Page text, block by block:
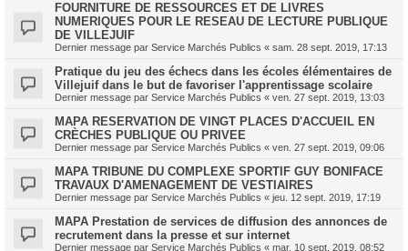
FOURNITURE DE RESSOURCES ET DE LIVRES
NUMERIQUES POUR LE RESEAU DE LECTURE PUBLIQUE
DE VILLEJUIF
Dernier message par Service Marchés Publics « sam. 28 sept. 2019, 17:13
Pratique du jeu des échecs dans les écoles élémentaires de
Villejuif dans le but de favoriser l'apprentissage scolaire
Dernier message par Service Marchés Publics « ven. 27 sept. 2019, 13:03
MAPA RESERVATION DE VINGT PLACES D'ACCUEIL EN
CRÈCHES PUBLIQUE OU PRIVEE
Dernier message par Service Marchés Publics « ven. 27 sept. 2019, 09:06
MAPA TRIBUNE DU COMPLEXE SPORTIF GUY BONIFACE
TRAVAUX D'AMENAGEMENT DE VESTIAIRES
Dernier message par Service Marchés Publics « jeu. 12 sept. 2019, 17:19
MAPA Prestation de services de diffusion des annonces de
recrutement dans la presse et sur internet
Dernier message par Service Marchés Publics « mar. 10 sept. 2019, 08:52